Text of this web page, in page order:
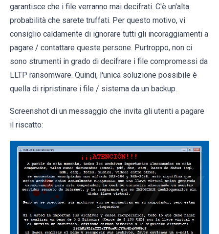
garantisce che i file verranno mai decifrati. C'è un'alta
probabilità che sarete truffati. Per questo motivo, vi
consiglio caldamente di ignorare tutti gli incoraggiamenti a
pagare / contattare queste persone. Purtroppo, non ci
sono strumenti in grado di decifrare i file compromessi da
LLTP ransomware. Quindi, l'unica soluzione possibile è
quella di ripristinare i file / sistema da un backup.
Screenshot di un messaggio che invita gli utenti a pagare
il riscatto: